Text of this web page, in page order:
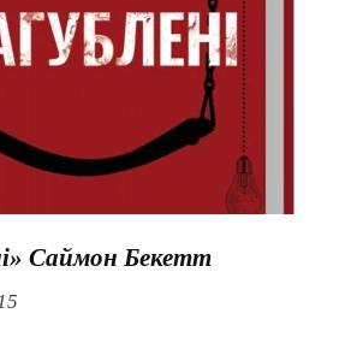
Саймон Бекетт